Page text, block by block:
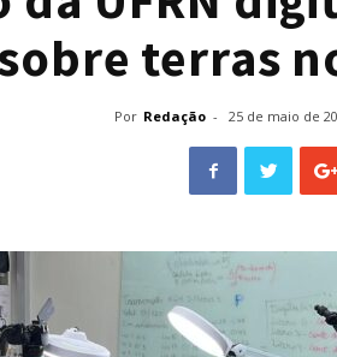
Fotec
terras
Por Redação - 25 de maio de